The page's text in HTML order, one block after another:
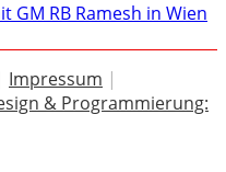
GM RB Ramesh in Wien
Impressum |
& Programmierung: